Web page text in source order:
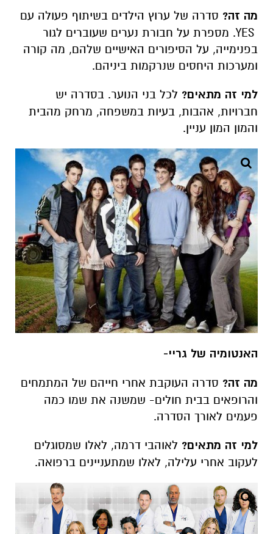
מה זה? סדרה של ערוץ הילדים בשיתוף פעולה עם
YES. מספרת על חבורת נערים שעוברים לגור
בפנימייה, על הסיפורים האישיים שלהם, מה קורה
ומערכות היחסים שנרקמות ביניהם.
למי זה מתאים? לכל בני הנוער. בסדרה יש
חברויות, אהבות, בעיות במשפחה, מרחק מהבית
והמון המון עניין.
האנטומיה של גריי-
מה זה? סדרה העוקבת אחרי חייהם של המתמחים
והרופאים בבית חולים- שמשנה את שמו כמה
פעמים לאורך הסדרה.
למי זה מתאים? לאוהבי דרמה, לאלו שמסוגלים
לעקוב אחרי עלילה, לאלו שמתעניינים ברפואה.